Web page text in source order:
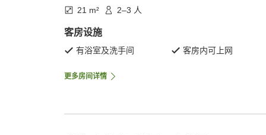
21 m² 2–3 人
客房设施
有浴室及洗手间 客房内可上网
更多房间详情